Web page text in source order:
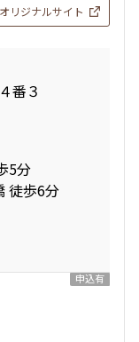
オリジナルサイト
番３
5分
徒歩6分
申込有